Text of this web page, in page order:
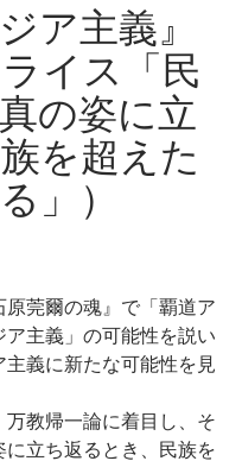
ア主義』
イス「民
の姿に立
を超えた
」）
莞爾の魂』で「覇道ア
主義」の可能性を説い
義に新たな可能性を見
教帰一論に着目し、そ
立ち返るとき、民族を